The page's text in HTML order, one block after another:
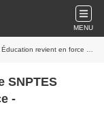
MENU
en force - UNSA‑Education.com
SNPTES
-